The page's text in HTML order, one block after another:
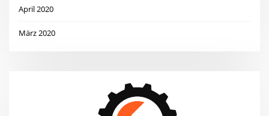
April 2020
März 2020